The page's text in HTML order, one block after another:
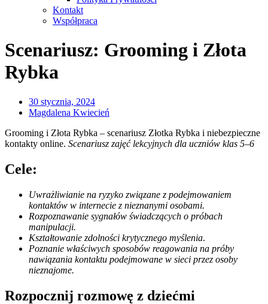
Kontakt
Współpraca
Scenariusz: Grooming i Złota
Rybka
30 stycznia, 2024
Magdalena Kwiecień
Grooming i Złota Rybka – scenariusz Złotka Rybka i niebezpieczne
kontakty online. Scenariusz zajęć lekcyjnych dla uczniów klas 5–6
Cele:
Uwrażliwianie na ryzyko związane z podejmowaniem
kontaktów w internecie z nieznanymi osobami.
Rozpoznawanie sygnałów świadczących o próbach
manipulacji.
Kształtowanie zdolności krytycznego myślenia.
Poznanie właściwych sposobów reagowania na próby
nawiązania kontaktu podejmowane w sieci przez osoby
nieznajome.
Rozpocznij rozmowę z dziećmi